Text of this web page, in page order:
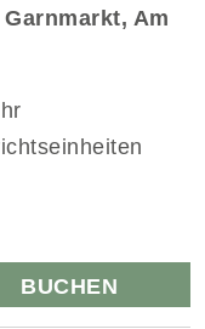
Am
BUCHEN